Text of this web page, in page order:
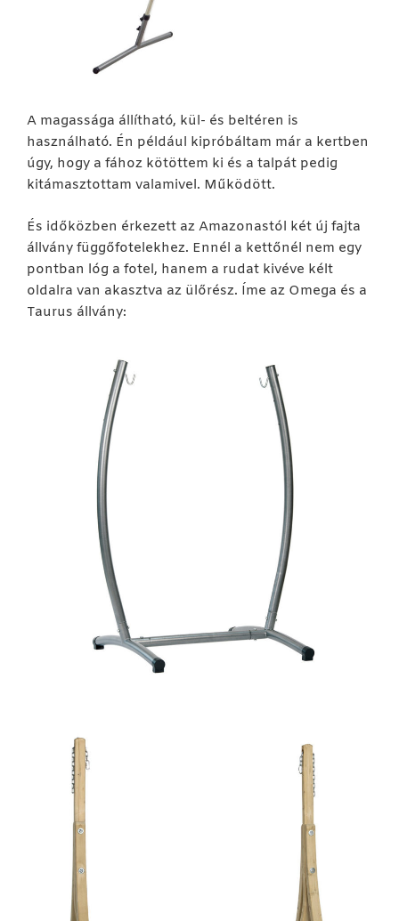
A magassága állítható, kül- és beltéren is
használható. Én például kipróbáltam már a kertben
úgy, hogy a fához kötöttem ki és a talpát pedig
kitámasztottam valamivel. Működött.
És időközben érkezett az Amazonastól két új fajta
állvány függőfotelekhez. Ennél a kettőnél nem egy
pontban lóg a fotel, hanem a rudat kivéve kélt
oldalra van akasztva az ülőrész. Íme az Omega és a
Taurus állvány: